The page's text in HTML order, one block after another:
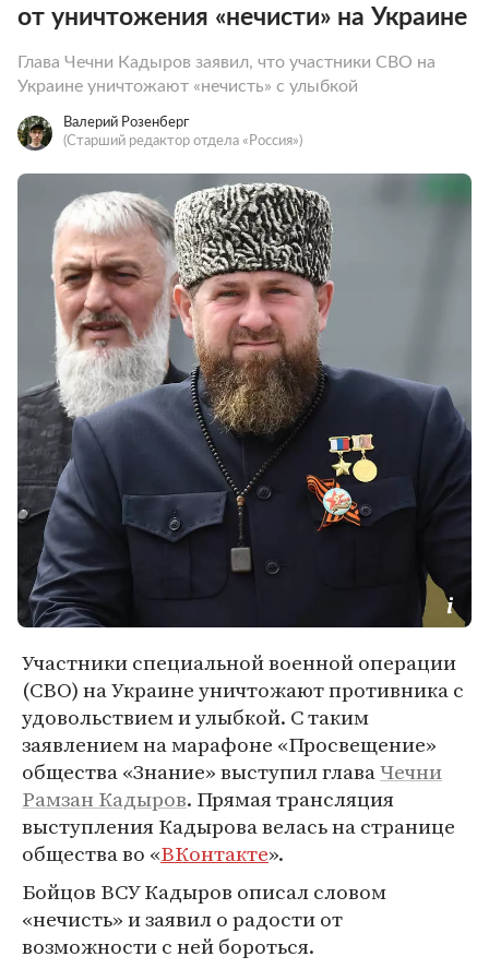
от уничтожения «нечисти» на Украине
Глава Чечни Кадыров заявил, что участники СВО на
Украине уничтожают «нечисть» с улыбкой
Валерий Розенберг
(Старший редактор отдела «Россия»)
Участники специальной военной операции
(СВО) на Украине уничтожают противника с
удовольствием и улыбкой. С таким
заявлением на марафоне «Просвещение»
общества «Знание» выступил главаЧечни
Рамзан Кадыров. Прямая трансляция
выступления Кадырова велась на странице
общества во «ВКонтакте».
Бойцов ВСУ Кадыров описал словом
«нечисть» и заявил о радости от
возможности с ней бороться.